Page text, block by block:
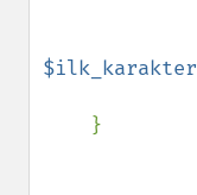
$ilk_karakter